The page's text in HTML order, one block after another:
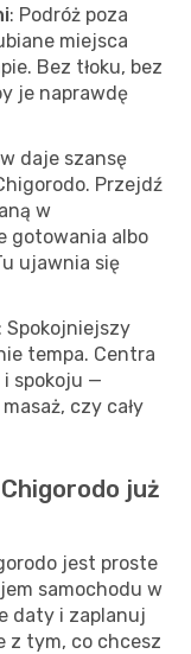
: Podróż poza
miejsca
Bez tłoku, bez
je naprawdę
daje szansę
Przejdź
w
gotowania albo
ujawnia się
: Spokojniejszy
tempa. Centra
i spokoju —
czy cały
już
jest proste
samochodu w
daty i zaplanuj
z tym, co chcesz